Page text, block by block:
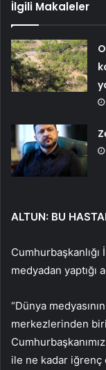
İlgili Makaleler
ALTUN: BU
medyadan yaptığı
“Dünya
merkezlerinden
ile ne kadar iğrenç